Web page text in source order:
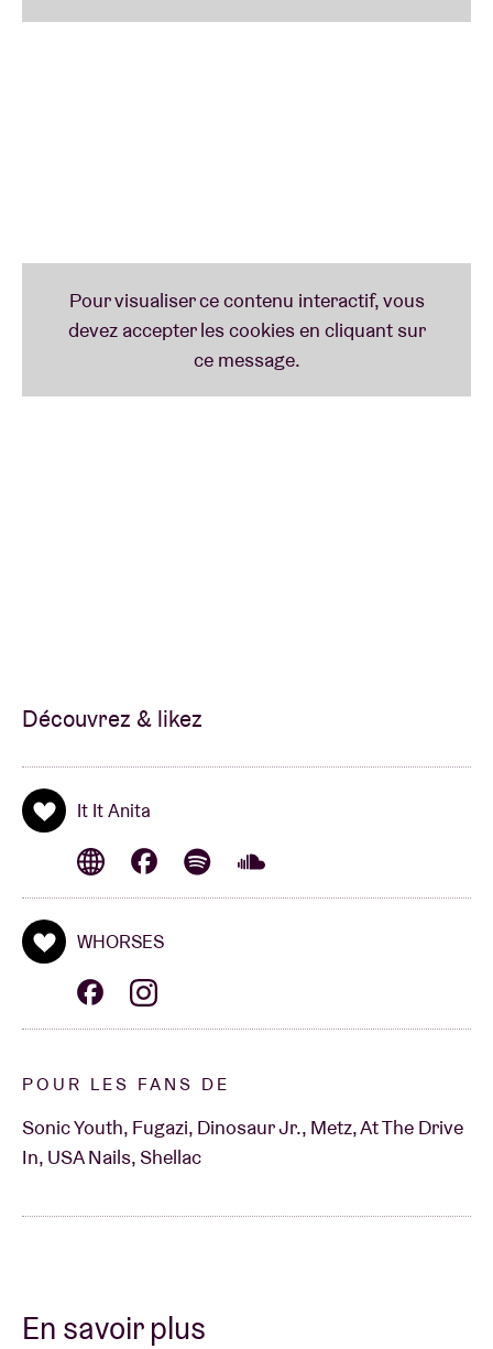
Découvrez & likez
It It Anita
WHORSES
POUR LES FANS DE
Sonic Youth, Fugazi, Dinosaur Jr., Metz, At The Drive
In, USA Nails, Shellac
En savoir plus